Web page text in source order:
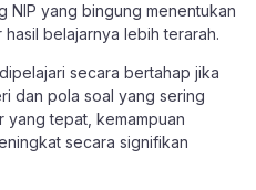
NIP yang bingung menentukan
belajarnya lebih terarah.
secara bertahap jika
dan pola soal yang sering
yang tepat, kemampuan
secara signifikan